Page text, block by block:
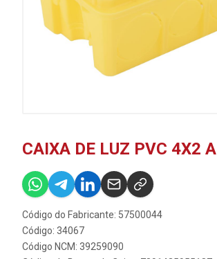
CAIXA DE LUZ PVC 4X2
Código do Fabricante: 57500044
Código: 34067
Código NCM: 39259090